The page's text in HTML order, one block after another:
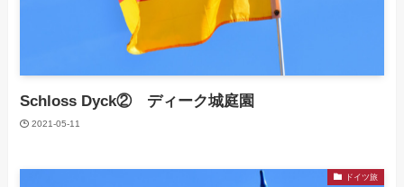
Schloss Dyck② ディーク城庭園
2021-05-11
ドイツ旅